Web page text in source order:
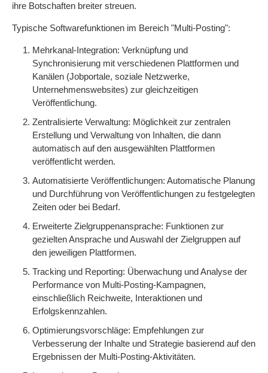
ihre Botschaften breiter streuen.
Typische Softwarefunktionen im Bereich "Multi-Posting":
Mehrkanal-Integration: Verknüpfung und
Synchronisierung mit verschiedenen Plattformen und
Kanälen (Jobportale, soziale Netzwerke,
Unternehmenswebsites) zur gleichzeitigen
Veröffentlichung.
Zentralisierte Verwaltung: Möglichkeit zur zentralen
Erstellung und Verwaltung von Inhalten, die dann
automatisch auf den ausgewählten Plattformen
veröffentlicht werden.
Automatisierte Veröffentlichungen: Automatische Planung
und Durchführung von Veröffentlichungen zu festgelegten
Zeiten oder bei Bedarf.
Erweiterte Zielgruppenansprache: Funktionen zur
gezielten Ansprache und Auswahl der Zielgruppen auf
den jeweiligen Plattformen.
Tracking und Reporting: Überwachung und Analyse der
Performance von Multi-Posting-Kampagnen,
einschließlich Reichweite, Interaktionen und
Erfolgskennzahlen.
Optimierungsvorschläge: Empfehlungen zur
Verbesserung der Inhalte und Strategie basierend auf den
Ergebnissen der Multi-Posting-Aktivitäten.